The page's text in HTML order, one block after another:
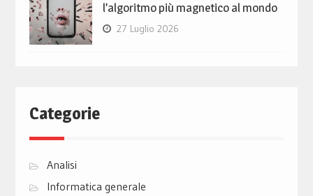
l’algoritmo più magnetico al mondo
27 Luglio 2026
Categorie
Analisi
Informatica generale